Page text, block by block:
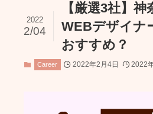
【厳選3社】
WEBデザイナ
おすすめ？
2022
2/04
Career 2022年2月4日 2022